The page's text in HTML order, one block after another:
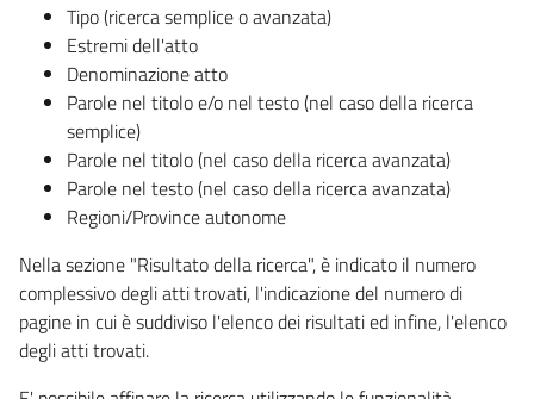
Tipo (ricerca semplice o avanzata)
Estremi dell'atto
Denominazione atto
Parole nel titolo e/o nel testo (nel caso della ricerca
semplice)
Parole nel titolo (nel caso della ricerca avanzata)
Parole nel testo (nel caso della ricerca avanzata)
Regioni/Province autonome
Nella sezione "Risultato della ricerca", è indicato il numero
complessivo degli atti trovati, l'indicazione del numero di
pagine in cui è suddiviso l'elenco dei risultati ed infine, l'elenco
degli atti trovati.